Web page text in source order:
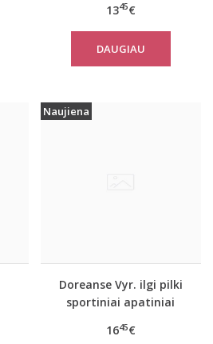
1345€
DAUGIAU
Naujiena
Doreanse Vyr. ilgi pilki
sportiniai apatiniai
1645€